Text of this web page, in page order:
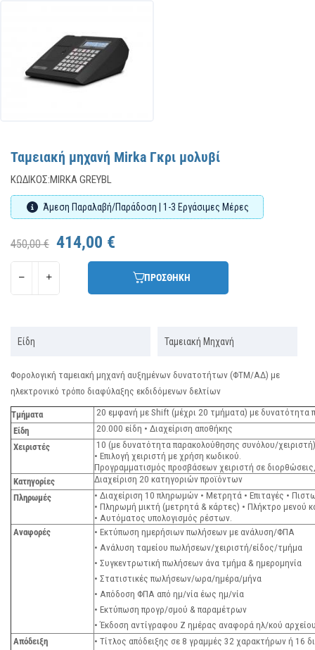
Ταμειακή μηχανή Mirka Γκρι μολυβί
ΚΩΔΙΚΌΣ:MIRKA GREYBL
Άμεση Παραλαβή/Παράδοση | 1-3 Εργάσιμες Μέρες
450,00 € 414,00 €
ΠΡΟΣΘΗΚΗ
Είδη Ταμειακή Μηχανή
Φορολογική ταμειακή μηχανή αυξημένων δυνατοτήτων (ΦΤΜ/ΑΔ) με
ηλεκτρονικό τρόπο διαφύλαξης εκδιδόμενων δελτίων
Τμήματα
20 εμφανή με Shift (μέχρι 20 τμήματα) με δυνατότητα
Είδη
20.000 είδη • Διαχείριση αποθήκης
Χειριστές
10 (με δυνατότητα παρακολούθησης συνόλου/
• Επιλογή χειριστή με χρήση κωδικού.
Προγραμματισμός προσβάσεων χειριστή σε
Κατηγορίες
Διαχείριση 20 κατηγοριών προϊόντων
Πληρωμές
• Διαχείριση 10 πληρωμών • Μετρητά • Επιταγές •
• Πληρωμή μικτή (μετρητά & κάρτες) • Πλήκτρο μενού
• Αυτόματος υπολογισμός ρέστων.
Αναφορές
• Εκτύπωση ημερήσιων πωλήσεων με ανάλυση/ΦΠΑ
• Ανάλυση ταμείου πωλήσεων/χειριστή/είδος/τμήμα
• Συγκεντρωτική πωλήσεων άνα τμήμα & ημερομηνία
• Στατιστικές πωλήσεων/ωρα/ημέρα/μήνα
• Απόδοση ΦΠΑ από ημ/νία έως ημ/νία
• Εκτύπωση προγρ/σμού & παραμέτρων
• Έκδοση αντίγραφου Ζ ημέρας αναφορά ηλ/κού
Απόδειξη
• Τίτλος απόδειξης σε 8 γραμμές 32 χαρακτήρων ή 16